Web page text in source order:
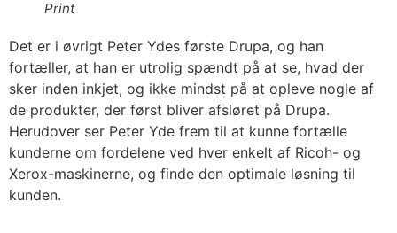
Print
Det er i øvrigt Peter Ydes første Drupa, og han
fortæller, at han er utrolig spændt på at se, hvad der
sker inden inkjet, og ikke mindst på at opleve nogle af
de produkter, der først bliver afsløret på Drupa.
Herudover ser Peter Yde frem til at kunne fortælle
kunderne om fordelene ved hver enkelt af Ricoh- og
Xerox-maskinerne, og finde den optimale løsning til
kunden.